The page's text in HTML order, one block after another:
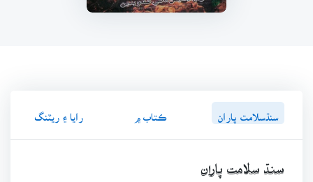
سنڌسلامت پاران ڪتاب ۾ رايا ۽ ريٽنگ
سنڌ سلامت پاران